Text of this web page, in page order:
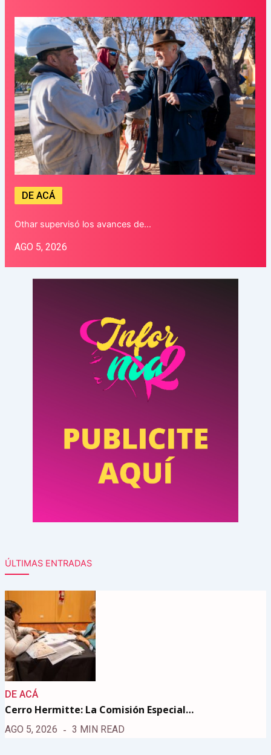
DE ACÁ
Othar supervisó los avances de…
AGO 5, 2026
ÚLTIMAS ENTRADAS
DE ACÁ
Cerro Hermitte: La Comisión Especial…
AGO 5, 2026 3 MIN READ